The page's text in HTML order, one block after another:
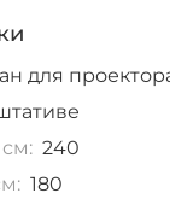
для
240
180